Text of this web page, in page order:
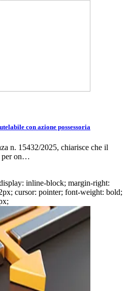
con azione possessoria
n. 15432/2025, chiarisce che il
per on…
inline-block; margin-right:
cursor: pointer; font-weight: bold;